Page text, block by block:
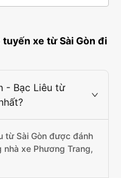
xe từ Sài Gòn đi
- Bạc Liêu từ
từ Sài Gòn được đánh
xe Phương Trang,